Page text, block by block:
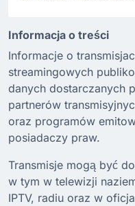
Informacja o treści
Informacje o
streamingowych
danych dostarczanych
partnerów
oraz programów
posiadaczy praw.
Transmisje mogą być
w tym w telewizji
IPTV, radiu oraz w